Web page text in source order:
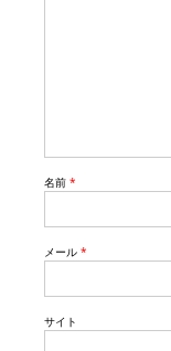
名前 *
メール *
サイト